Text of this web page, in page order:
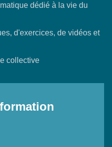
dédié à la vie du
d'exercices, de vidéos et
collective